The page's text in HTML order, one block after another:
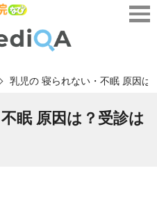
乳児の 寝られない・不眠 原因は
眠 原因は？受診は